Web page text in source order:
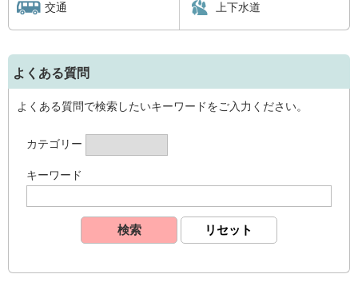
交通 上下水道
よくある質問
よくある質問で検索したいキーワードをご入力ください。
カテゴリー
キーワード